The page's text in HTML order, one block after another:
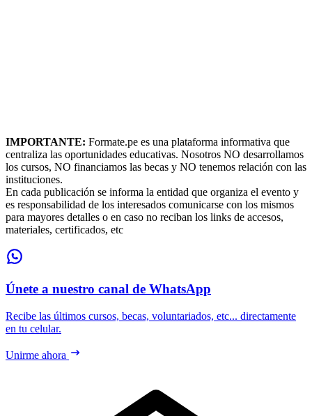
IMPORTANTE: Formate.pe es una plataforma informativa que
centraliza las oportunidades educativas. Nosotros NO desarrollamos
los cursos, NO financiamos las becas y NO tenemos relación con las
instituciones.
En cada publicación se informa la entidad que organiza el evento y
es responsabilidad de los interesados comunicarse con los mismos
para mayores detalles o en caso no reciban los links de accesos,
materiales, certificados, etc
Únete a nuestro canal de WhatsApp
Recibe las últimos cursos, becas, voluntariados, etc... directamente
en tu celular.
Unirme ahora